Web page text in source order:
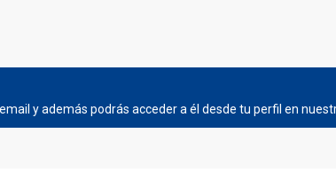
y además podrás acceder a él desde tu perfil en